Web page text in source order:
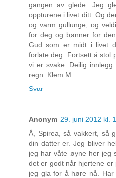
gangen av glede. Jeg
oppturene i livet ditt. Og
og varm gullunge, og
for deg og bønner for
Gud som er midt i livet
forlate deg. Fortsett å stol
vi er svake. Deilig
regn. Klem M
Svar
Anonym 29. juni 2012 kl.
Å, Spirea, så vakkert, så
din datter er. Jeg bliver
jeg har våte øyne her jeg
det er godt når hjertene er
jeg gla for å høre nå.